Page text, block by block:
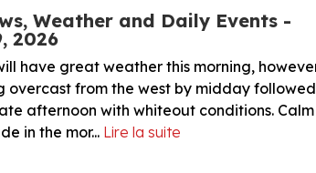
Weather and Daily Events -
2026
have great weather this morning,
overcast from the west by midday followed
afternoon with whiteout conditions. Calm
in the mor... Lire la suite